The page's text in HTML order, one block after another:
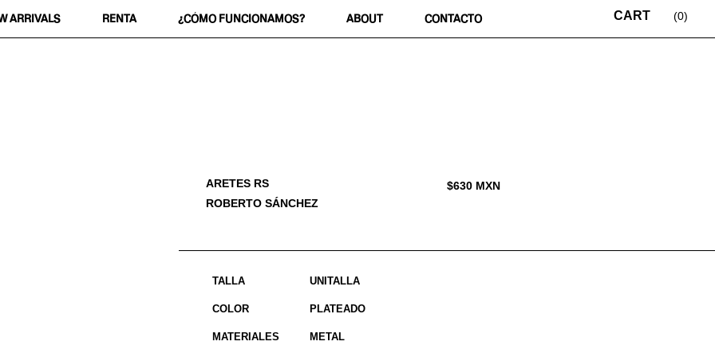
ARRIVALS RENTA ¿CÓMO FUNCIONAMOS? ABOUT CONTACTO 0
ARETES RS
ROBERTO SÁNCHEZ
$630 MXN
TALLA UNITALLA
COLOR PLATEADO
MATERIALES METAL